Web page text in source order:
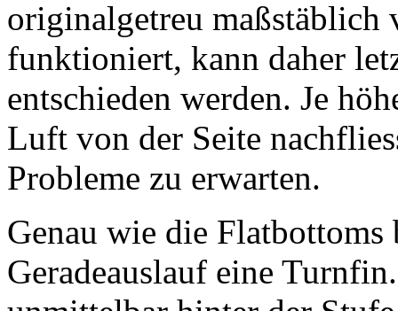
originalgetreu maßstäblich
funktioniert, kann daher
entschieden werden. Je
Luft von der Seite
Probleme zu erwarten.
Genau wie die
Geradeauslauf eine